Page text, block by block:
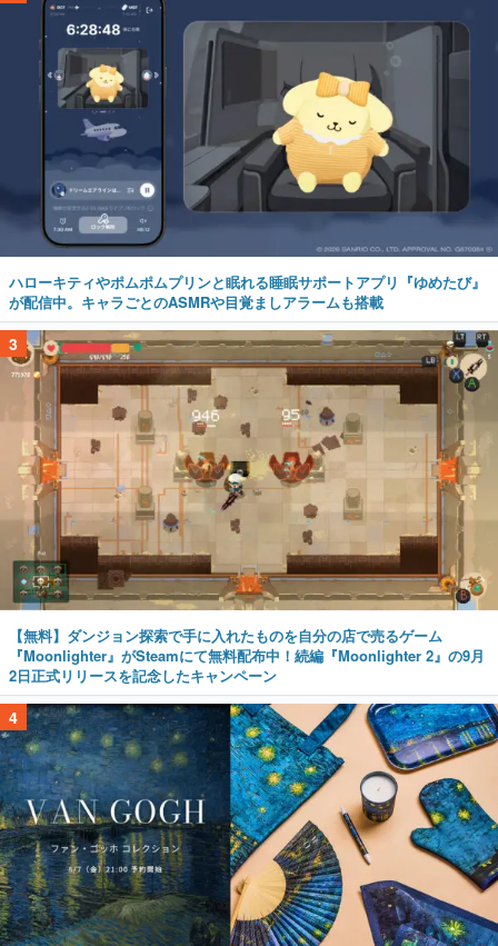
ハローキティやポムポムプリンと眠れる睡眠サポートアプリ『ゆめたび』
が配信中。キャラごとのASMRや目覚ましアラームも搭載
3
【無料】ダンジョン探索で手に入れたものを自分の店で売るゲーム
『Moonlighter』がSteamにて無料配布中！続編『Moonlighter 2』の9月
2日正式リリースを記念したキャンペーン
4